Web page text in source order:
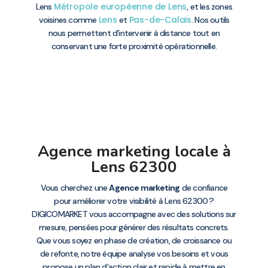
Lens Métropole européenne de Lens, et les zones
voisines comme Lens et Pas-de-Calais. Nos outils
nous permettent d’intervenir à distance tout en
conservant une forte proximité opérationnelle.
Agence marketing locale à
Lens 62300
Vous cherchez uneAgence marketing de confiance
pour améliorer votre visibilité à Lens 62300 ?
DIGICOMARKET vous accompagne avec des solutions sur
mesure, pensées pour générer des résultats concrets.
Que vous soyez en phase de création, de croissance ou
de refonte, notre équipe analyse vos besoins et vous